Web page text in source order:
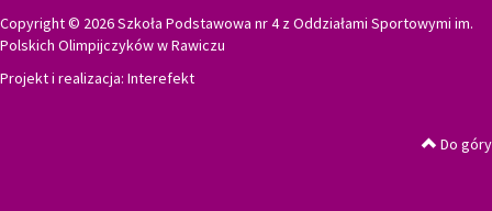
Copyright © 2026 Szkoła Podstawowa nr 4 z Oddziałami Sportowymi im.
Polskich Olimpijczyków w Rawiczu
Projekt i realizacja: Interefekt
Do góry